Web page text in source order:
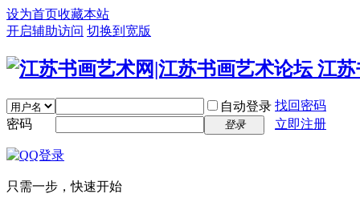
设为首页收藏本站
开启辅助访问 切换到宽版
自动登录 找回密码
密码
登录 立即注册
只需一步，快速开始